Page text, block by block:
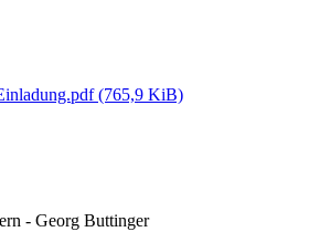
(765,9 KiB)
- Georg Buttinger